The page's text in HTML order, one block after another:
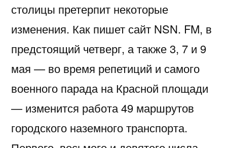
столицы претерпит некоторые
изменения. Как пишет сайт NSN. FM, в
предстоящий четверг, а также 3, 7 и 9
мая — во время репетиций и самого
военного парада на Красной площади
— изменится работа 49 маршрутов
городского наземного транспорта.